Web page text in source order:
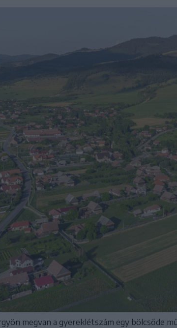
megvan a gyereklétszám egy bölcsőde